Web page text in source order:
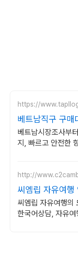
https://
베트남직구 구매
남-한국 양방향
베트남시장조사부
지, 빠르고 안전한
http://
씨엠립 자유여행
씨엠립 자유여행의
한국어상담, 자유